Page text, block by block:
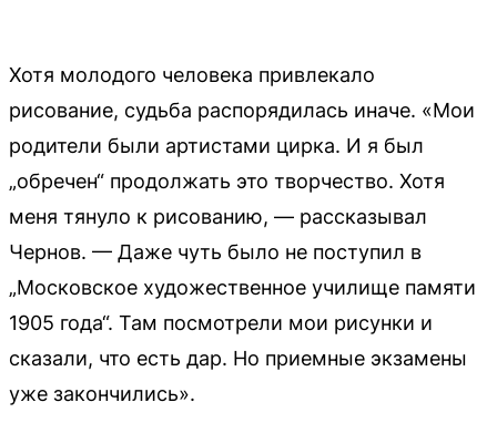
Хотя молодого человека привлекало
рисование, судьба распорядилась иначе. «Мои
родители были артистами цирка. И я был
„обречен“ продолжать это творчество. Хотя
меня тянуло к рисованию, — рассказывал
Чернов. — Даже чуть было не поступил в
„Московское художественное училище памяти
1905 года“. Там посмотрели мои рисунки и
сказали, что есть дар. Но приемные экзамены
уже закончились».